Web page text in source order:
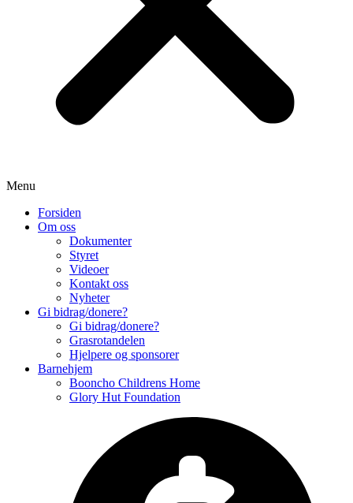
Menu
Forsiden
Om oss
Dokumenter
Styret
Videoer
Kontakt oss
Nyheter
Gi bidrag/donere?
Gi bidrag/donere?
Grasrotandelen
Hjelpere og sponsorer
Barnehjem
Booncho Childrens Home
Glory Hut Foundation